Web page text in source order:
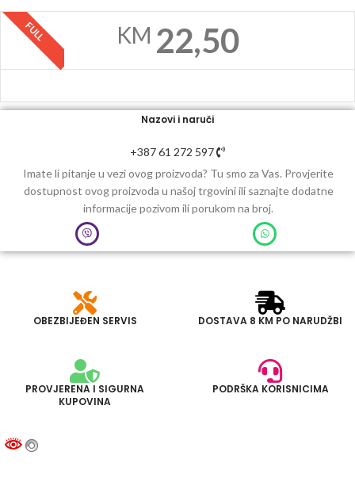
FULL KM 22,50
Nazovi i naruči
+387 61 272 597
Imate li pitanje u vezi ovog proizvoda? Tu smo za Vas. Provjerite
dostupnost ovog proizvoda u našoj trgovini ili saznajte dodatne
informacije pozivom ili porukom na broj.
OBEZBIJEĐEN SERVIS DOSTAVA 8 KM PO NARUDŽBI
PROVJERENA I SIGURNA
KUPOVINA
PODRŠKA KORISNICIMA